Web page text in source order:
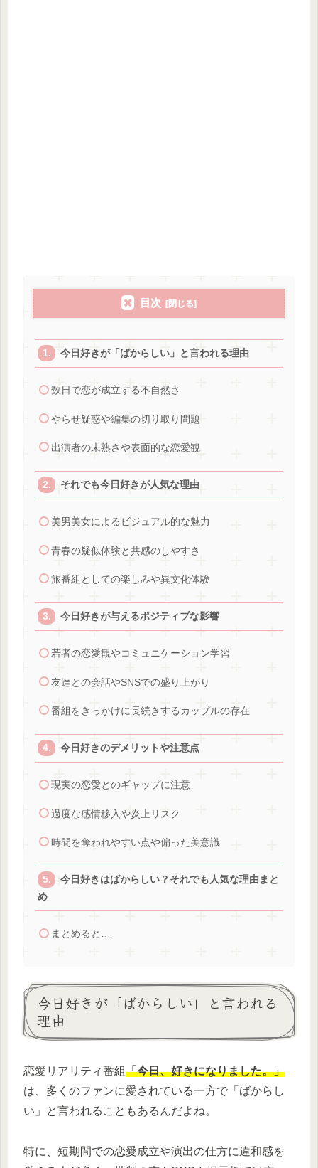
目次
今日好きが「ばからしい」と言われる理由
数日で恋が成立する不自然さ
やらせ疑惑や編集の切り取り問題
出演者の未熟さや表面的な恋愛観
それでも今日好きが人気な理由
美男美女によるビジュアル的な魅力
青春の疑似体験と共感のしやすさ
旅番組としての楽しみや異文化体験
今日好きが与えるポジティブな影響
若者の恋愛観やコミュニケーション学習
友達との会話やSNSでの盛り上がり
番組をきっかけに長続きするカップルの存在
今日好きのデメリットや注意点
現実の恋愛とのギャップに注意
過度な感情移入や炎上リスク
時間を奪われやすい点や偏った美意識
今日好きはばからしい？それでも人気な理由まと
め
まとめると…
今日好きが「ばからしい」と言われる
理由
恋愛リアリティ番組「今日、好きになりました。」
は、多くのファンに愛されている一方で「ばからし
い」と言われることもあるんだよね。
特に、短期間での恋愛成立や演出の仕方に違和感を